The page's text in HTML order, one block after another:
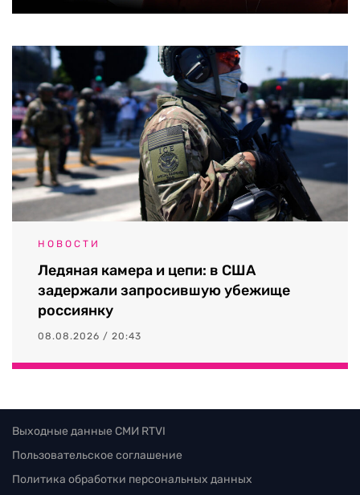
НОВОСТИ
Ледяная камера и цепи: в США
задержали запросившую убежище
россиянку
08.08.2026 / 20:43
Выходные данные СМИ RTVI
Пользовательское соглашение
Политика обработки персональных данных